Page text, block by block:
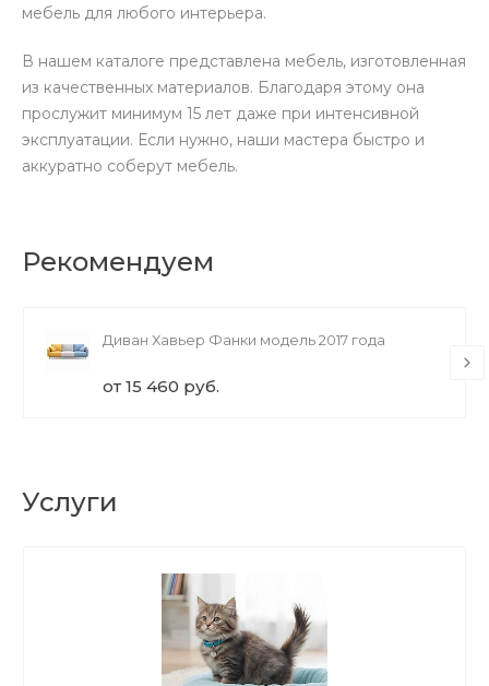
мебель для любого интерьера.
В нашем каталоге представлена мебель, изготовленная
из качественных материалов. Благодаря этому она
прослужит минимум 15 лет даже при интенсивной
эксплуатации. Если нужно, наши мастера быстро и
аккуратно соберут мебель.
Рекомендуем
Диван Хавьер Фанки модель 2017 года
от 15 460 руб.
Услуги